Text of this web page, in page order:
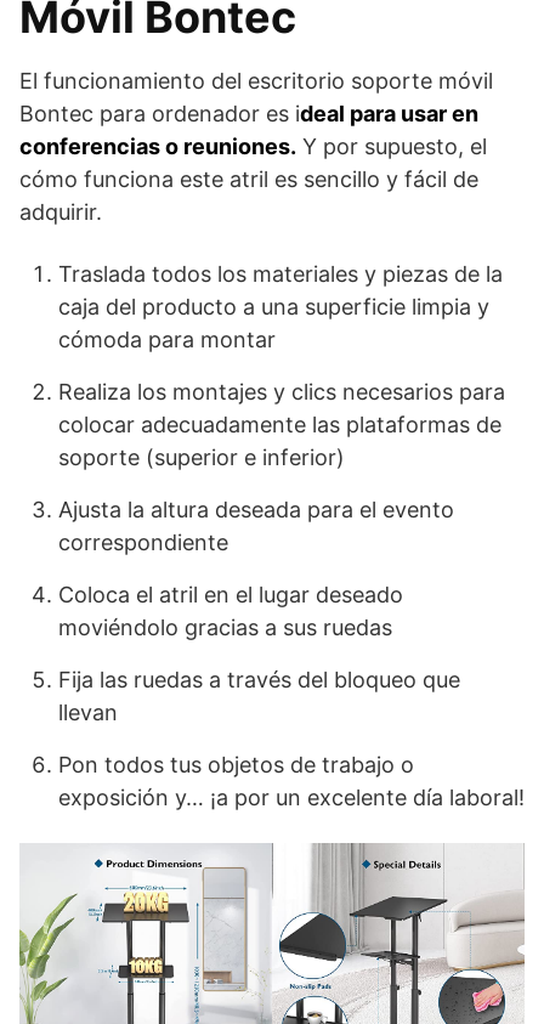
Móvil Bontec
El funcionamiento del escritorio soporte móvil
Bontec para ordenador es ideal para usar en
conferencias o reuniones. Y por supuesto, el
cómo funciona este atril es sencillo y fácil de
adquirir.
Traslada todos los materiales y piezas de la
caja del producto a una superficie limpia y
cómoda para montar
Realiza los montajes y clics necesarios para
colocar adecuadamente las plataformas de
soporte (superior e inferior)
Ajusta la altura deseada para el evento
correspondiente
Coloca el atril en el lugar deseado
moviéndolo gracias a sus ruedas
Fija las ruedas a través del bloqueo que
llevan
Pon todos tus objetos de trabajo o
exposición y… ¡a por un excelente día laboral!